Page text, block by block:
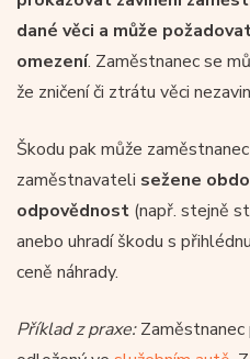
dané věci a může
omezení. Zaměstnanec se
že zničení či ztrátu věci
Škodu pak může
zaměstnavateli sežene
odpovědnost (např. stejně
anebo uhradí škodu s
ceně náhrady.
Příklad z praxe: